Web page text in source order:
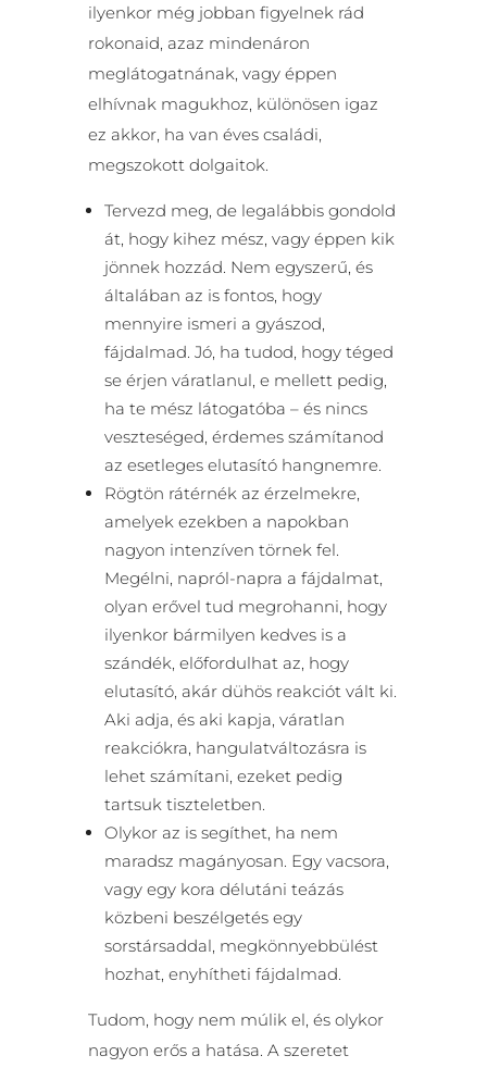
ilyenkor még jobban figyelnek rád
rokonaid, azaz mindenáron
meglátogatnának, vagy éppen
elhívnak magukhoz, különösen igaz
ez akkor, ha van éves családi,
megszokott dolgaitok.
Tervezd meg, de legalábbis gondold
át, hogy kihez mész, vagy éppen kik
jönnek hozzád. Nem egyszerű, és
általában az is fontos, hogy
mennyire ismeri a gyászod,
fájdalmad. Jó, ha tudod, hogy téged
se érjen váratlanul, e mellett pedig,
ha te mész látogatóba – és nincs
veszteséged, érdemes számítanod
az esetleges elutasító hangnemre.
Rögtön rátérnék az érzelmekre,
amelyek ezekben a napokban
nagyon intenzíven törnek fel.
Megélni, napról-napra a fájdalmat,
olyan erővel tud megrohanni, hogy
ilyenkor bármilyen kedves is a
szándék, előfordulhat az, hogy
elutasító, akár dühös reakciót vált ki.
Aki adja, és aki kapja, váratlan
reakciókra, hangulatváltozásra is
lehet számítani, ezeket pedig
tartsuk tiszteletben.
Olykor az is segíthet, ha nem
maradsz magányosan. Egy vacsora,
vagy egy kora délutáni teázás
közbeni beszélgetés egy
sorstársaddal, megkönnyebbülést
hozhat, enyhítheti fájdalmad.
Tudom, hogy nem múlik el, és olykor
nagyon erős a hatása. A szeretet